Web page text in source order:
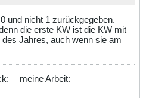
und nicht 1 zurückgegeben.
die erste KW ist die KW mit
Jahres, auch wenn sie am
meine Arbeit: